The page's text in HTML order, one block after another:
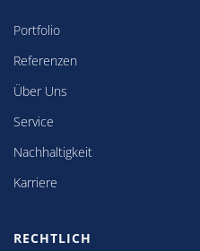
Portfolio
Referenzen
Über Uns
Service
Nachhaltigkeit
Karriere
RECHTLICH